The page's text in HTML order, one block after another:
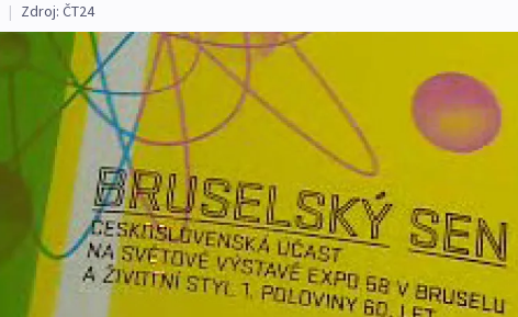
| Zdroj: ČT24